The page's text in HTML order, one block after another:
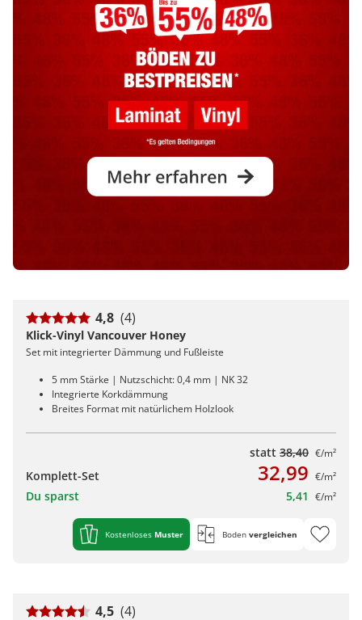
4,8 (4)
Klick-Vinyl Vancouver Honey
Set mit integrierter Dämmung und Fußleiste
5 mm Stärke | Nutzschicht: 0,4 mm | NK 32
Integrierte Korkdämmung
Breites Format mit natürlichem Holzlook
statt 38,40 €/m²
Komplett-Set 32,99 €/m²
Du sparst 5,41 €/m²
Kostenloses Muster Boden vergleichen
4,5 (4)